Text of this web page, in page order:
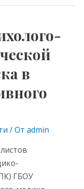
в
/ От admin
ГБОУ